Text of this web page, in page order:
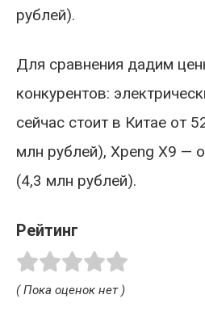
рублей).
Для сравнения дадим
конкурентов:
сейчас стоит в Китае от
млн рублей), Xpeng X9 —
(4,3 млн рублей).
Рейтинг
( Пока оценок нет )